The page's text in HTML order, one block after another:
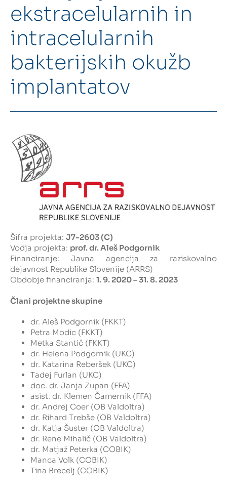
Intranet
Webmail
Knjižnica FKKT
ekstracelularnih in
intracelularnih
bakterijskih okužb
implantatov
Šifra projekta: J7-2603 (C)
Vodja projekta: prof. dr. Aleš Podgornik
Financiranje: Javna agencija za raziskovalno
dejavnost Republike Slovenije (ARRS)
Obdobje financiranja: 1. 9. 2020 – 31. 8. 2023
Člani projektne skupine
dr. Aleš Podgornik (FKKT)
Petra Modic (FKKT)
Metka Stantič (FKKT)
dr. Helena Podgornik (UKC)
dr. Katarina Reberšek (UKC)
Tadej Furlan (UKC)
doc. dr. Janja Zupan (FFA)
asist. dr. Klemen Čamernik (FFA)
dr. Andrej Coer (OB Valdoltra)
dr. Rihard Trebše (OB Valdoltra)
dr. Katja Šuster (OB Valdoltra)
dr. Rene Mihalič (OB Valdoltra)
dr. Matjaž Peterka (COBIK)
Manca Volk (COBIK)
Tina Brecelj (COBIK)